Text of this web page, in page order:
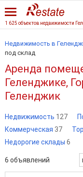
1 625 объектов недвижимости
Недвижимость в
под склад
Аренда
Геленджике,
Геленджик
Недвижимость 127
Коммерческая 37
Недорогие склады 6
6 объявлений